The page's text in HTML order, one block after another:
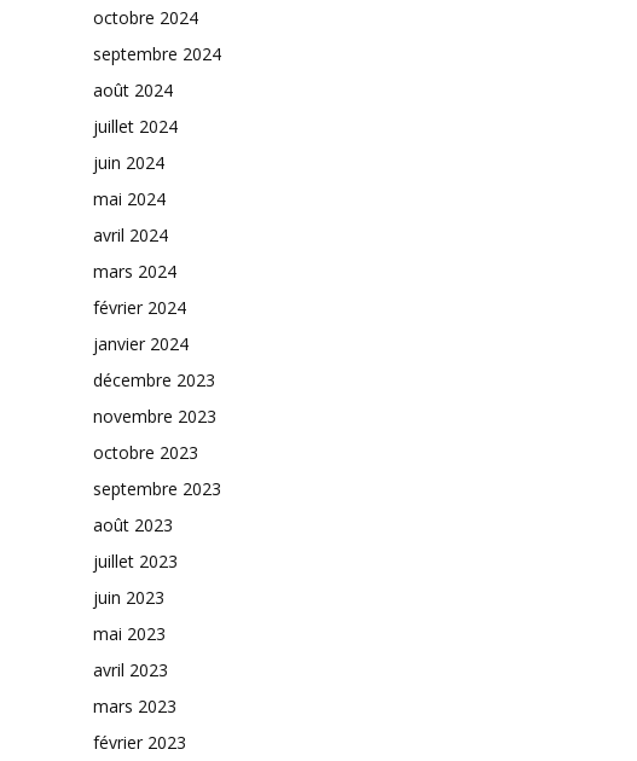
octobre 2024
septembre 2024
août 2024
juillet 2024
juin 2024
mai 2024
avril 2024
mars 2024
février 2024
janvier 2024
décembre 2023
novembre 2023
octobre 2023
septembre 2023
août 2023
juillet 2023
juin 2023
mai 2023
avril 2023
mars 2023
février 2023